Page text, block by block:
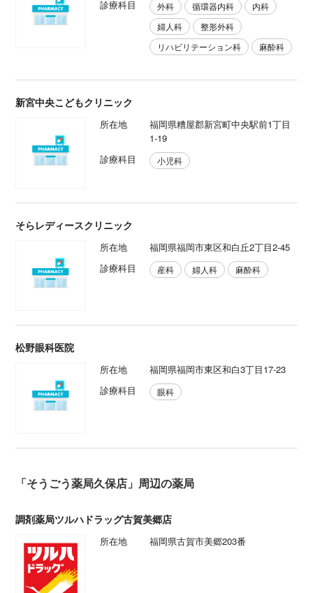
診療科目
外科 循環器内科
内科
婦人科
整形外科
リハビリテーション科
麻酔科
新宮中央こどもクリニック
所在地
福岡県糟屋郡新宮町中央駅前1丁目
1-19
診療科目
小児科
そらレディースクリニック
所在地
福岡県福岡市東区和白丘2丁目2-45
診療科目
産科 婦人科 麻酔科
松野眼科医院
所在地
福岡県福岡市東区和白3丁目17-23
診療科目
眼科
「そうごう薬局久保店」周辺の薬局
調剤薬局ツルハドラッグ古賀美郷店
所在地 福岡県古賀市美郷203番